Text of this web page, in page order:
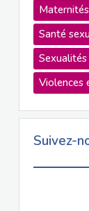
Maternités
Santé
Sexualités
Violences
Suivez-